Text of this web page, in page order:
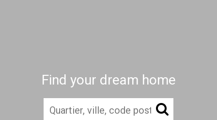
Find your dream home